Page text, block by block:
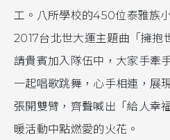
工。八所學校的450位泰雅族
2017台北世大運主題曲「擁抱
請貴賓加入隊伍中，大家手牽
一起唱歌跳舞，心手相連，展
張開雙臂，齊聲喊出「給人幸
暖活動中點燃愛的火花。